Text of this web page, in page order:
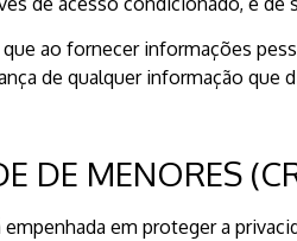
ao fornecer informações
de qualquer informação que
DE MENORES
empenhada em proteger a